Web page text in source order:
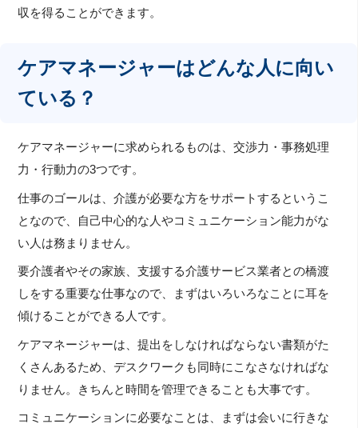
収を得ることができます。
ケアマネージャーはどんな人に向い
ている？
ケアマネージャーに求められるものは、交渉力・事務処理
力・行動力の3つです。
仕事のゴールは、介護が必要な方をサポートするというこ
となので、自己中心的な人やコミュニケーション能力がな
い人は務まりません。
要介護者やその家族、支援する介護サービス業者との橋渡
しをする重要な仕事なので、まずはいろいろなことに耳を
傾けることができる人です。
ケアマネージャーは、提出をしなければならない書類がた
くさんあるため、デスクワークも同時にこなさなければな
りません。きちんと時間を管理できることも大事です。
コミュニケーションに必要なことは、まずは会いに行きな